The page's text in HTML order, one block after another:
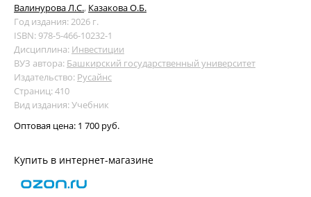
Валинурова Л.С., Казакова О.Б.
Год издания: 2026 г.
ISBN: 978-5-466-10232-1
Дисциплина: Инвестиции
ВУЗ автора: Башкирский государственный университет
Издательство: Русайнс
Страниц: 410
Вид издания: Учебник
Оптовая цена: 1 700 руб.
Купить в интернет-магазине